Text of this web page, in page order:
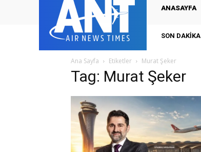
ANASAYFA
SON DAKIKA
Ana Sayfa Etiketler Murat Şeker
Tag: Murat Şeker